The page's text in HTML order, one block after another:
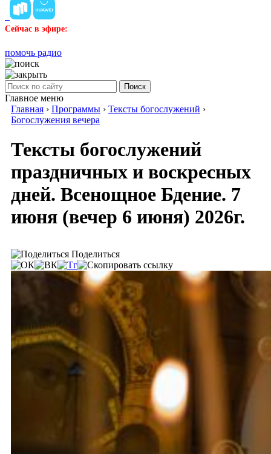
Сейчас в эфире:
помочь радио
Поиск
Главное меню
Главная › Программы › Тексты богослужений ›
Богослужения вечера
Тексты богослужений
праздничных и воскресных
дней. Всенощное Бдение. 7
июня (вечер 6 июня) 2026г.
Поделиться